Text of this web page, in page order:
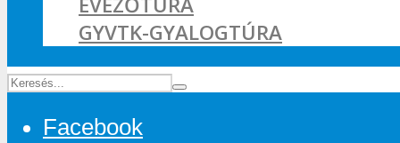
GYVTK-GYALOGTÚRA
Facebook